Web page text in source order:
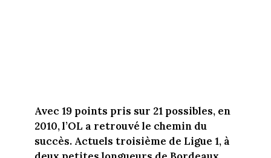
Avec 19 points pris sur 21 possibles, en
2010, l’OL a retrouvé le chemin du
succès. Actuels troisième de Ligue 1, à